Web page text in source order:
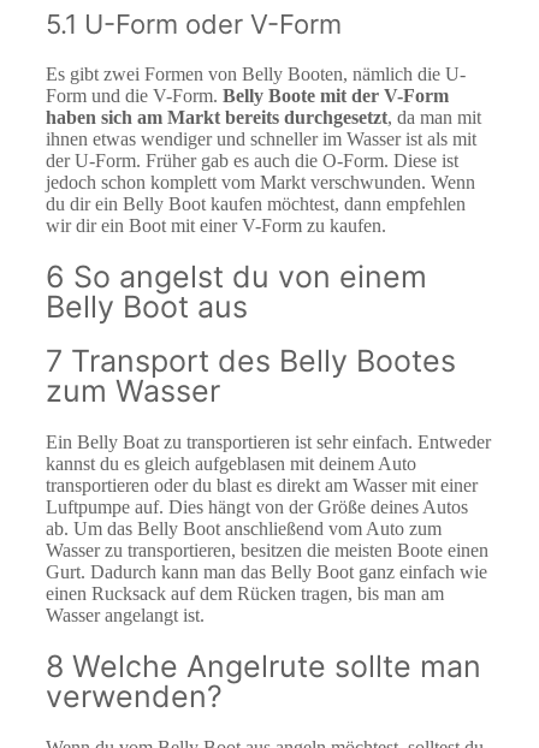
5.1 U-Form oder V-Form
Es gibt zwei Formen von Belly Booten, nämlich die U-
Form und die V-Form. Belly Boote mit der V-Form
haben sich am Markt bereits durchgesetzt, da man mit
ihnen etwas wendiger und schneller im Wasser ist als mit
der U-Form. Früher gab es auch die O-Form. Diese ist
jedoch schon komplett vom Markt verschwunden. Wenn
du dir ein Belly Boot kaufen möchtest, dann empfehlen
wir dir ein Boot mit einer V-Form zu kaufen.
6 So angelst du von einem
Belly Boot aus
7 Transport des Belly Bootes
zum Wasser
Ein Belly Boat zu transportieren ist sehr einfach. Entweder
kannst du es gleich aufgeblasen mit deinem Auto
transportieren oder du blast es direkt am Wasser mit einer
Luftpumpe auf. Dies hängt von der Größe deines Autos
ab. Um das Belly Boot anschließend vom Auto zum
Wasser zu transportieren, besitzen die meisten Boote einen
Gurt. Dadurch kann man das Belly Boot ganz einfach wie
einen Rucksack auf dem Rücken tragen, bis man am
Wasser angelangt ist.
8 Welche Angelrute sollte man
verwenden?